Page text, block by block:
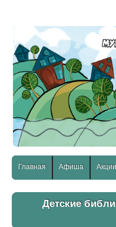
Главная Афиша
Детские